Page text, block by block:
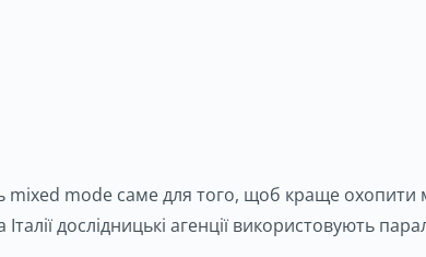
mixed mode саме для того, щоб краще
дослідницькі агенції використовують